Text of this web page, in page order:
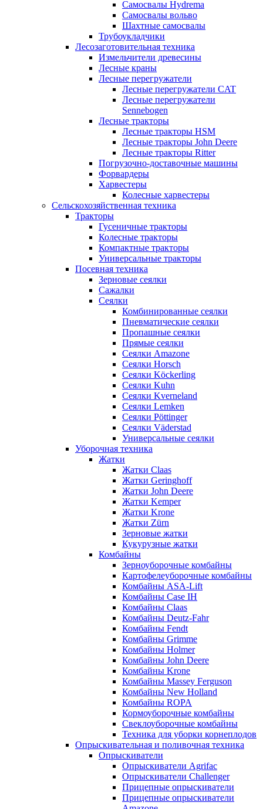
Самосвалы Hydrema
Самосвалы вольво
Шахтные самосвалы
Трубоукладчики
Лесозаготовительная техника
Измельчители древесины
Лесные краны
Лесные перегружатели
Лесные перегружатели CAT
Лесные перегружатели
Sennebogen
Лесные тракторы
Лесные тракторы HSM
Лесные тракторы John Deere
Лесные тракторы Ritter
Погрузочно-доставочные машины
Форвардеры
Харвестеры
Колесные харвестеры
Сельскохозяйственная техника
Тракторы
Гусеничные тракторы
Колесные тракторы
Компактные тракторы
Универсальные тракторы
Посевная техника
Зерновые сеялки
Сажалки
Сеялки
Комбинированные сеялки
Пневматические сеялки
Пропашные сеялки
Прямые сеялки
Сеялки Amazone
Сеялки Horsch
Сеялки Köckerling
Сеялки Kuhn
Сеялки Kverneland
Сеялки Lemken
Сеялки Pöttinger
Сеялки Väderstad
Универсальные сеялки
Уборочная техника
Жатки
Жатки Claas
Жатки Geringhoff
Жатки John Deere
Жатки Kemper
Жатки Krone
Жатки Zürn
Зерновые жатки
Кукурузные жатки
Комбайны
Зерноуборочные комбайны
Картофелеуборочные комбайны
Комбайны ASA-Lift
Комбайны Case IH
Комбайны Claas
Комбайны Deutz-Fahr
Комбайны Fendt
Комбайны Grimme
Комбайны Holmer
Комбайны John Deere
Комбайны Krone
Комбайны Massey Ferguson
Комбайны New Holland
Комбайны ROPA
Кормоуборочные комбайны
Свеклоуборочные комбайны
Техника для уборки корнеплодов
Опрыскивательная и поливочная техника
Опрыскиватели
Опрыскиватели Agrifac
Опрыскиватели Challenger
Прицепные опрыскиватели
Прицепные опрыскиватели